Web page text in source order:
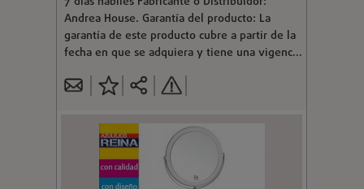
Andrea House. Garantía del producto: La
garantía de este producto cubre a partir de la
fecha en que se adquiera y tiene una vigenc...